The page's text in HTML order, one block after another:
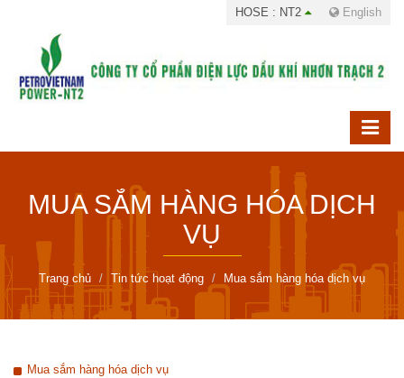
HOSE : NT2 English
MUA SẮM HÀNG HÓA DỊCH
VỤ
Trang chủ Tin tức hoạt động Mua sắm hàng hóa dịch vụ
Mua sắm hàng hóa dịch vụ